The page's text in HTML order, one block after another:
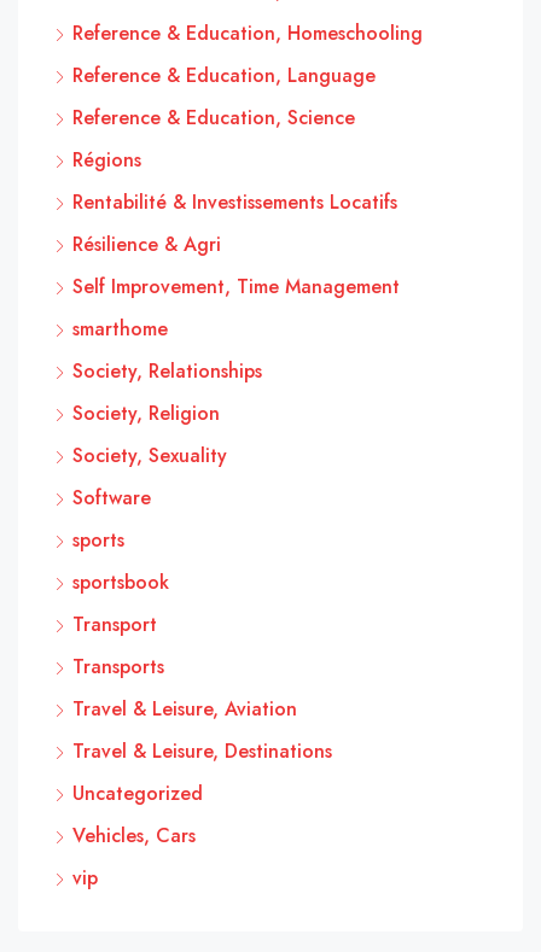
Reference & Education, Homeschooling
Reference & Education, Language
Reference & Education, Science
Régions
Rentabilité & Investissements Locatifs
Résilience & Agri
Self Improvement, Time Management
smarthome
Society, Relationships
Society, Religion
Society, Sexuality
Software
sports
sportsbook
Transport
Transports
Travel & Leisure, Aviation
Travel & Leisure, Destinations
Uncategorized
Vehicles, Cars
vip